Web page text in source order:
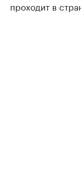
проходит в